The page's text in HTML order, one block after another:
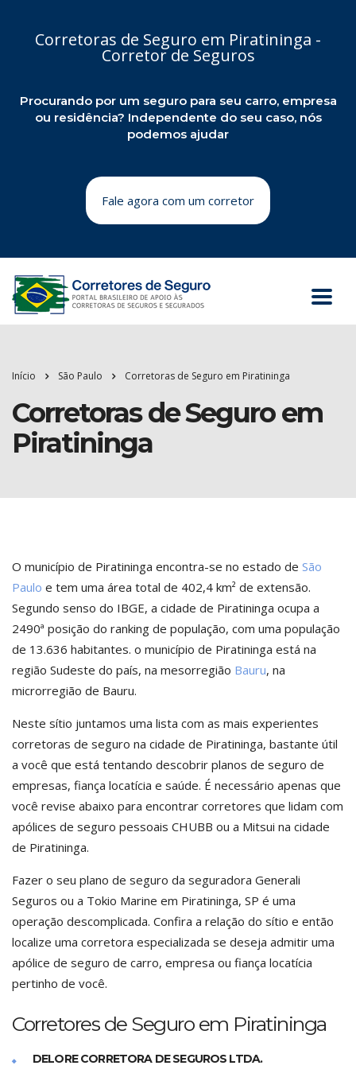
Corretoras de Seguro em Piratininga -
Corretor de Seguros
Procurando por um seguro para seu carro, empresa
ou residência? Independente do seu caso, nós
podemos ajudar
Fale agora com um corretor
Início São Paulo Corretoras de Seguro em Piratininga
Corretoras de Seguro em
Piratininga
O município de Piratininga encontra-se no estado de São
Paulo e tem uma área total de 402,4 km² de extensão.
Segundo senso do IBGE, a cidade de Piratininga ocupa a
2490ª posição do ranking de população, com uma população
de 13.636 habitantes. o município de Piratininga está na
região Sudeste do país, na mesorregião Bauru, na
microrregião de Bauru.
Neste sítio juntamos uma lista com as mais experientes
corretoras de seguro na cidade de Piratininga, bastante útil
a você que está tentando descobrir planos de seguro de
empresas, fiança locatícia e saúde. É necessário apenas que
você revise abaixo para encontrar corretores que lidam com
apólices de seguro pessoais CHUBB ou a Mitsui na cidade
de Piratininga.
Fazer o seu plano de seguro da seguradora Generali
Seguros ou a Tokio Marine em Piratininga, SP é uma
operação descomplicada. Confira a relação do sítio e então
localize uma corretora especializada se deseja admitir uma
apólice de seguro de carro, empresa ou fiança locatícia
pertinho de você.
Corretores de Seguro em Piratininga
DELORE CORRETORA DE SEGUROS LTDA.